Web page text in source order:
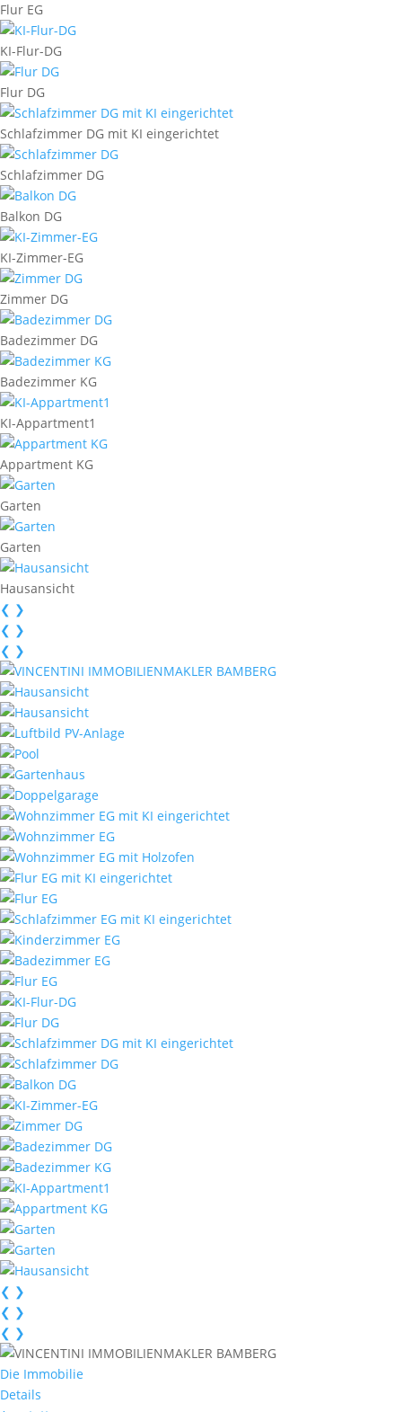
Flur EG
KI-Flur-DG
Flur DG
Schlafzimmer DG mit KI eingerichtet
Schlafzimmer DG
Balkon DG
KI-Zimmer-EG
Zimmer DG
Badezimmer DG
Badezimmer KG
KI-Appartment1
Appartment KG
Garten
Garten
Hausansicht
❮ ❯
❮ ❯
❮ ❯
❮ ❯
❮ ❯
❮ ❯
Die Immobilie
Details